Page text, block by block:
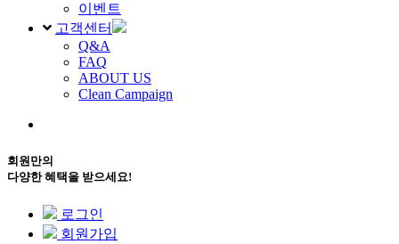
이벤트
고객센터
Q&A
FAQ
ABOUT US
Clean Campaign
회원만의
다양한 혜택을 받으세요!
로그인
회원가입